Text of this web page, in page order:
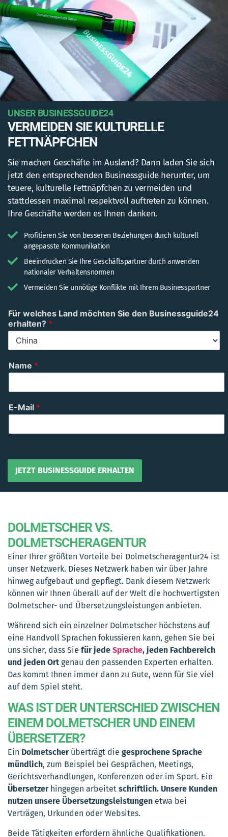
UNSER BUSINESSGUIDE24
VERMEIDEN SIE KULTURELLE
FETTNÄPFCHEN
Sie machen Geschäfte im Ausland? Dann laden Sie sich
jetzt den entsprechenden Businessguide herunter, um
teuere, kulturelle Fettnäpfchen zu vermeiden und
stattdessen maximal respektvoll auftreten zu können.
Ihre Geschäfte werden es Ihnen danken.
Profitieren Sie von besseren Beziehungen durch kulturell
angepasste Kommunikation
Beeindrucken Sie Ihre Geschäftspartner durch anwenden
nationaler Verhaltensnormen
Vermeiden Sie unnötige Konflikte mit Ihrem Businesspartner
Für welches Land möchten Sie den Businessguide24
erhalten? *
m
ö
h
e
*
l
h
e
Name *
E-Mail *
JETZT BUSINESSGUIDE ERHALTEN
DOLMETSCHER VS.
DOLMETSCHERAGENTUR
Einer Ihrer größten Vorteile bei Dolmetscheragentur24 ist
unser Netzwerk. Dieses Netzwerk haben wir über Jahre
hinweg aufgebaut und gepflegt. Dank diesem Netzwerk
können wir Ihnen überall auf der Welt die hochwertigsten
Dolmetscher- und Übersetzungsleistungen anbieten.
Während sich ein einzelner Dolmetscher höchstens auf
eine Handvoll Sprachen fokussieren kann, gehen Sie bei
uns sicher, dass Sie für jede Sprache, jeden Fachbereich
und jeden Ort genau den passenden Experten erhalten.
Das kommt Ihnen immer dann zu Gute, wenn für Sie viel
auf dem Spiel steht.
WAS IST DER UNTERSCHIED ZWISCHEN
EINEM DOLMETSCHER UND EINEM
ÜBERSETZER?
Ein Dolmetscherüberträgt die gesprochene Sprache
mündlich, zum Beispiel bei Gesprächen, Meetings,
Gerichtsverhandlungen, Konferenzen oder im Sport. Ein
Übersetzerhingegen arbeitet schriftlich. Unsere Kunden
nutzen unsere Übersetzungsleistungen etwa bei
Verträgen, Urkunden oder Websites.
Beide Tätigkeiten erfordern ähnliche Qualifikationen.